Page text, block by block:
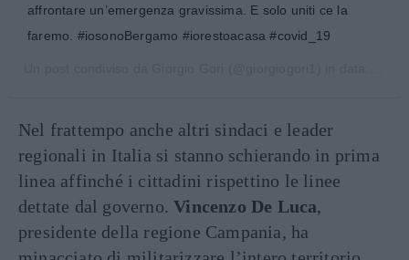
affrontare un’emergenza gravissima. E solo uniti ce la
faremo. #iosonoBergamo #iorestoacasa #covid_19
Nel frattempo anche altri sindaci e leader
regionali in Italia si stanno schierando in prima
linea affinché i cittadini rispettino le linee
dettate dal governo.Vincenzo De Luca,
presidente della regione Campania, ha